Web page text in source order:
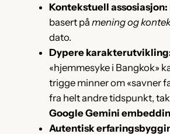
Kontekstuell assosiasjon:
basert på mening og
dato.
Dypere
«hjemmesyke i Bangkok»
trigge minner om «savner
fra helt andre tidspunkt,
Google Gemini
Autentisk